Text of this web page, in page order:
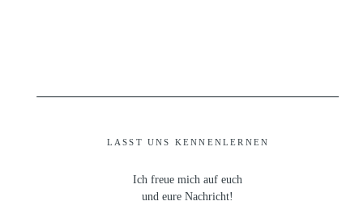
LASST UNS KENNENLERNEN
Ich freue mich auf euch
und eure Nachricht!